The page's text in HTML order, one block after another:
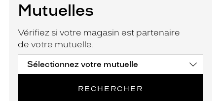
Mutuelles
Vérifiez si votre magasin est partenaire
de votre mutuelle.
RECHERCHER